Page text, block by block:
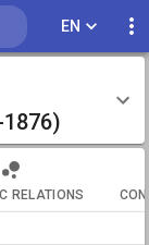
EN
RELATIONS